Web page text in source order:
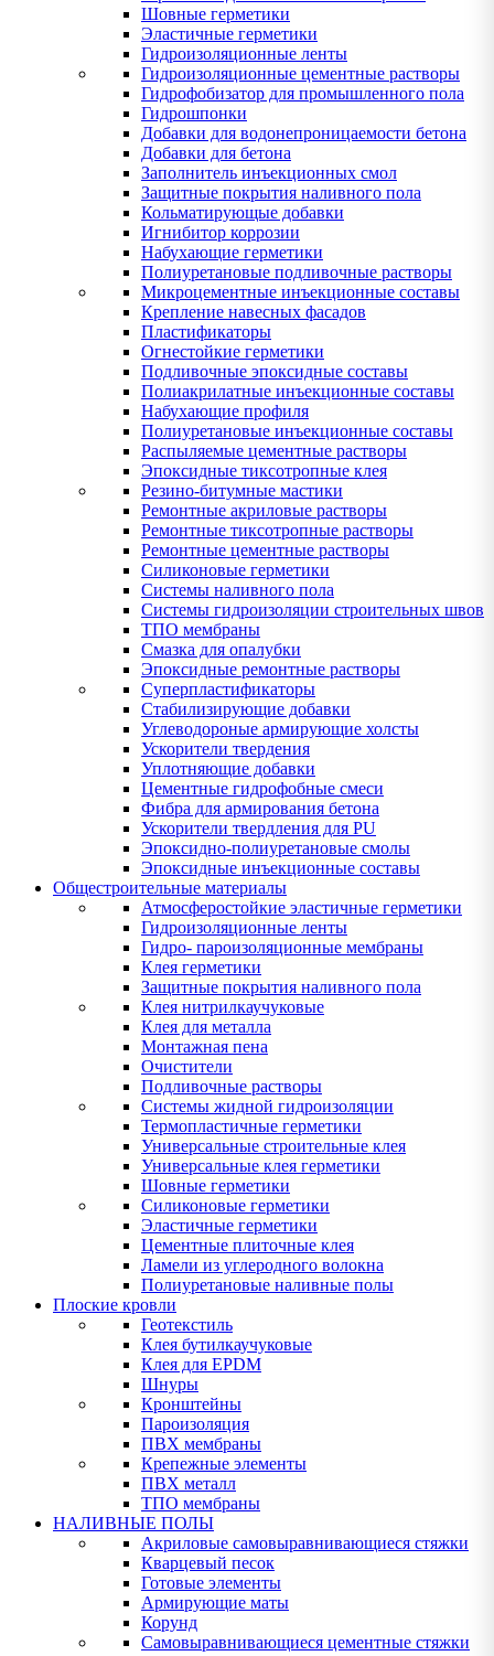
Шовные герметики
Эластичные герметики
Гидроизоляционные ленты
Гидроизоляционные цементные растворы
Гидрофобизатор для промышленного пола
Гидрошпонки
Добавки для водонепроницаемости бетона
Добавки для бетона
Заполнитель инъекционных смол
Защитные покрытия наливного пола
Кольматирующые добавки
Игнибитор коррозии
Набухающие герметики
Полиуретановые подливочные растворы
Микроцементные инъекционные составы
Крепление навесных фасадов
Пластификаторы
Огнестойкие герметики
Подливочные эпоксидные составы
Полиакрилатные инъекционные составы
Набухающие профиля
Полиуретановые инъекционные составы
Распыляемые цементные растворы
Эпоксидные тиксотропные клея
Резино-битумные мастики
Ремонтные акриловые растворы
Ремонтные тиксотропные растворы
Ремонтные цементные растворы
Силиконовые герметики
Системы наливного пола
Системы гидроизоляции строительных швов
ТПО мембраны
Смазка для опалубки
Эпоксидные ремонтные растворы
Суперпластификаторы
Стабилизирующие добавки
Углеводороные армирующие холсты
Ускорители твердения
Уплотняющие добавки
Цементные гидрофобные смеси
Фибра для армирования бетона
Ускорители твердления для PU
Эпоксидно-полиуретановые смолы
Эпоксидные инъекционные составы
Общестроительные материалы
Атмосферостойкие эластичные герметики
Гидроизоляционные ленты
Гидро- пароизоляционные мембраны
Клея герметики
Защитные покрытия наливного пола
Клея нитрилкаучуковые
Клея для металла
Монтажная пена
Очистители
Подливочные растворы
Системы жидной гидроизоляции
Термопластичные герметики
Универсальные строительные клея
Универсальные клея герметики
Шовные герметики
Силиконовые герметики
Эластичные герметики
Цементные плиточные клея
Ламели из углеродного волокна
Полиуретановые наливные полы
Плоские кровли
Геотекстиль
Клея бутилкаучуковые
Клея для EPDM
Шнуры
Кронштейны
Пароизоляция
ПВХ мембраны
Крепежные элементы
ПВХ металл
ТПО мембраны
НАЛИВНЫЕ ПОЛЫ
Акриловые самовыравнивающиеся стяжки
Кварцевый песок
Готовые элементы
Армирующие маты
Корунд
Самовыравнивающиеся цементные стяжки